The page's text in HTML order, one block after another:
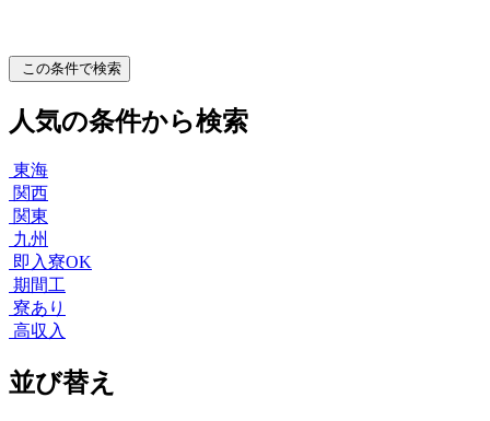
この条件で検索
人気の条件から検索
東海
関西
関東
九州
即入寮OK
期間工
寮あり
高収入
並び替え